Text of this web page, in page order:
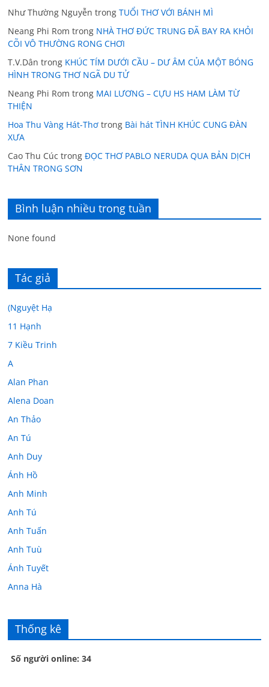
Như Thường Nguyễn trongTUỔI THƠ VỚI BÁNH MÌ
Neang Phi Rom trong NHÀ THƠ ĐỨC TRUNG ĐÃ BAY RA KHỎI
CÕI VÔ THƯỜNG RONG CHƠI
T.V.Dân trong KHÚC TÍM DƯỚI CẦU – DƯ ÂM CỦA MỘT BÓNG
HÌNH TRONG THƠ NGÃ DU TỬ
Neang Phi Rom trong MAI LƯƠNG – CỰU HS HAM LÀM TỪ
THIỆN
Hoa Thu Vàng Hát-Thơ trong Bài hát TÌNH KHÚC CUNG ĐÀN
XƯA
Cao Thu Cúc trongĐỌC THƠ PABLO NERUDA QUA BẢN DỊCH
THÂN TRONG SƠN
Bình luận nhiều trong tuần
None found
Tác giả
(Nguyệt Hạ
11 Hạnh
7 Kiều Trinh
A
Alan Phan
Alena Doan
An Thảo
An Tú
Anh Duy
Ánh Hồ
Anh Minh
Anh Tú
Anh Tuấn
Anh Tuù
Ánh Tuyết
Anna Hà
Âu Tú Vân
Bác sĩ Hoa
Bác sĩ Stephen Mak
Thống kê
Số người online: 34